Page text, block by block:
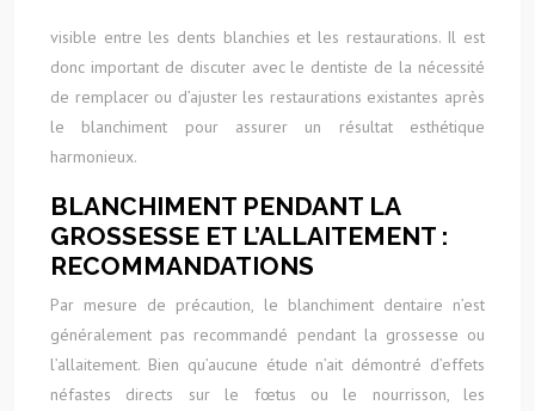
visible entre les dents blanchies et les restaurations. Il est
donc important de discuter avec le dentiste de la nécessité
de remplacer ou d’ajuster les restaurations existantes après
le blanchiment pour assurer un résultat esthétique
harmonieux.
BLANCHIMENT PENDANT LA
GROSSESSE ET L’ALLAITEMENT :
RECOMMANDATIONS
Par mesure de précaution, le blanchiment dentaire n’est
généralement pas recommandé pendant la grossesse ou
l’allaitement. Bien qu’aucune étude n’ait démontré d’effets
néfastes directs sur le fœtus ou le nourrisson, les